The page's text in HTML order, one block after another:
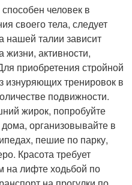
человек в
своего тела, следует
нашей талии зависит
жизни, активности,
приобретения стройной
изнуряющих тренировок в
подвижности.
жирок, попробуйте
организовывайте в
пешие по парку,
Красота требует
на лифте ходьбой по